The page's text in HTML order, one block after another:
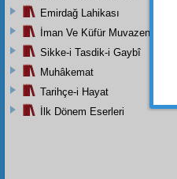
Emirdağ Lahikası
İman Ve Küfür Muvazeneleri
Sikke-i Tasdik-i Gaybî
Muhâkemat
Tarihçe-i Hayat
İlk Dönem Eserleri